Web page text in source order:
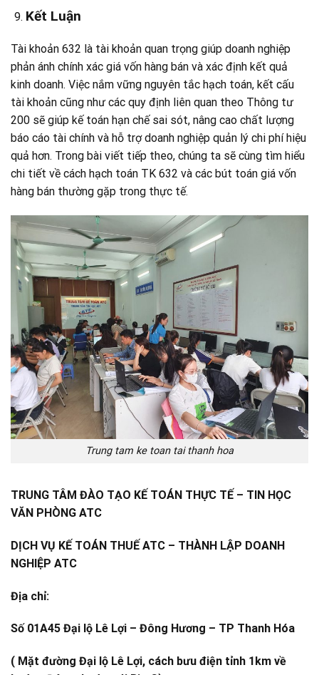
Kết Luận
Tài khoản 632 là tài khoản quan trọng giúp doanh nghiệp
phản ánh chính xác giá vốn hàng bán và xác định kết quả
kinh doanh. Việc nắm vững nguyên tắc hạch toán, kết cấu
tài khoản cũng như các quy định liên quan theo Thông tư
200 sẽ giúp kế toán hạn chế sai sót, nâng cao chất lượng
báo cáo tài chính và hỗ trợ doanh nghiệp quản lý chi phí hiệu
quả hơn. Trong bài viết tiếp theo, chúng ta sẽ cùng tìm hiểu
chi tiết về cách hạch toán TK 632 và các bút toán giá vốn
hàng bán thường gặp trong thực tế.
Trung tam ke toan tai thanh hoa
TRUNG TÂM ĐÀO TẠO KẾ TOÁN THỰC TẾ – TIN HỌC
VĂN PHÒNG ATC
DỊCH VỤ KẾ TOÁN THUẾ ATC – THÀNH LẬP DOANH
NGHIỆP ATC
Địa chỉ:
Số 01A45 Đại lộ Lê Lợi – Đông Hương – TP Thanh Hóa
( Mặt đường Đại lộ Lê Lợi, cách bưu điện tỉnh 1km về